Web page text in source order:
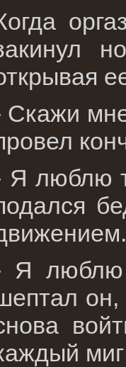
Скажи
Я люблю
Я люблю
он,